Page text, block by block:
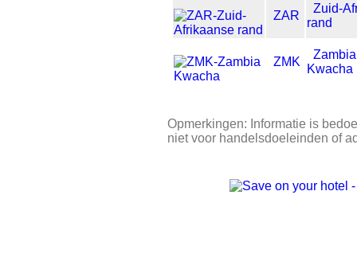
ZAR
Zuid-
rand
ZMK
Zambia
Kwacha
Opmerkingen: Informatie is
niet voor handelsdoeleinden of